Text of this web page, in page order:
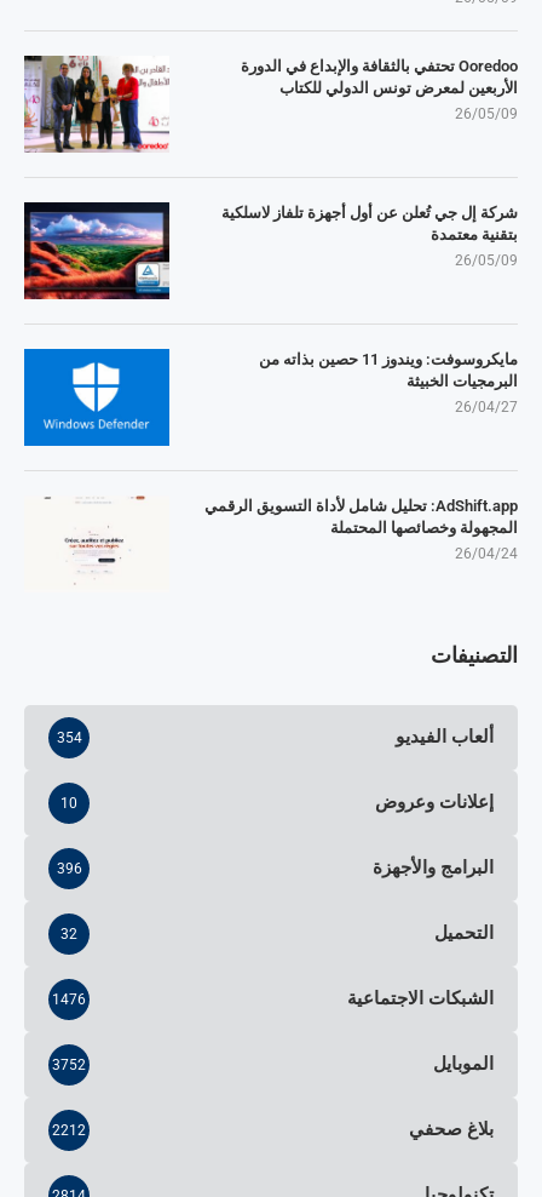
Ooredoo تحتفي بالثقافة والإبداع في الدورة
الأربعين لمعرض تونس الدولي للكتاب
26/05/09
شركة إل جي تُعلن عن أول أجهزة تلفاز لاسلكية
بتقنية معتمدة
26/05/09
مايكروسوفت: ويندوز 11 حصين بذاته من
البرمجيات الخبيثة
26/04/27
AdShift.app: تحليل شامل لأداة التسويق الرقمي
المجهولة وخصائصها المحتملة
26/04/24
التصنيفات
ألعاب الفيديو 354
إعلانات وعروض 10
البرامج والأجهزة 396
التحميل 32
الشبكات الاجتماعية 1476
الموبايل 3752
بلاغ صحفي 2212